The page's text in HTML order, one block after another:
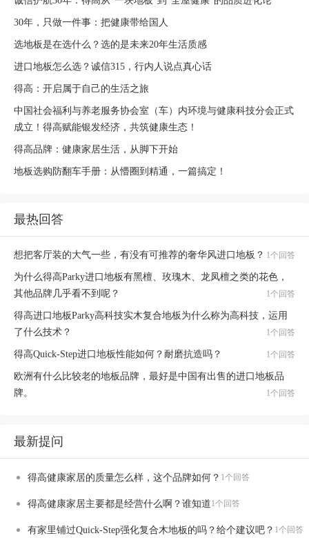
30年，只做一件事：把健康带给国人
选地板是在选什么？选的是未来20年生活质感
进口地板怎么选？诚信315，行内人说点真心话
得高：开启属于自己的生活之旅
中国社会福利与养老服务协会室（车）内环境与健康科技分会正式
成立！得高赋能银发经济，共筑健康生态！
得高品牌：健康家居生活，从脚下开始
地板选购防翻车手册：从懵圈到精通，一篇搞定！
最热回答
想把客厅装的大气一些，有没有可推荐的奢华风进口地板？ 1个回答
为什么得高Parky进口地板有黑檀、玫瑰木、龙凤檀之类的花色，
其他品牌几乎看不到呢？
1个回答
得高进口地板Parky高科技实木复合地板为什么称为高科技，运用
了什么技术？
1个回答
得高Quick-Step进口地板性能如何？耐磨抗造吗？ 1个回答
欧洲有什么比较老的地板品牌，最好是中国有出售的进口地板品
牌。
1个回答
最新提问
得高健康家居的质量怎么样，这个品牌如何？ 1个回答
得高健康家居主要都是经营什么啊？谁知道1个回答
有家里铺过Quick-Step强化复合木地板的吗？给个建议吧？ 1个回答